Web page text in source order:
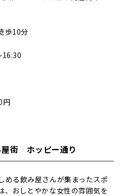
歩10分
円
屋街 ホッピー通り
める飲み屋さんが集まったスポ
、おしとやかな女性の雰囲気を